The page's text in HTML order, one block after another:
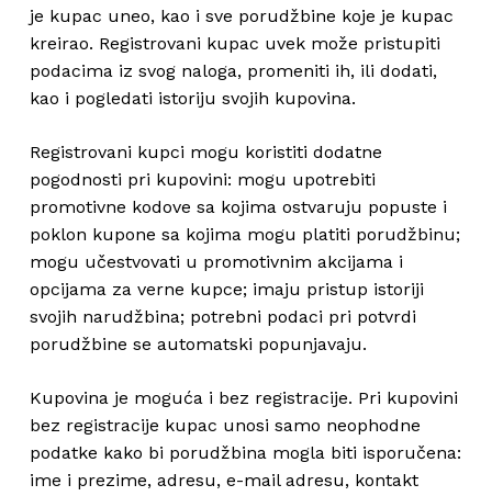
je kupac uneo, kao i sve porudžbine koje je kupac
kreirao. Registrovani kupac uvek može pristupiti
podacima iz svog naloga, promeniti ih, ili dodati,
kao i pogledati istoriju svojih kupovina.
Registrovani kupci mogu koristiti dodatne
pogodnosti pri kupovini: mogu upotrebiti
promotivne kodove sa kojima ostvaruju popuste i
poklon kupone sa kojima mogu platiti porudžbinu;
mogu učestvovati u promotivnim akcijama i
opcijama za verne kupce; imaju pristup istoriji
svojih narudžbina; potrebni podaci pri potvrdi
porudžbine se automatski popunjavaju.
Kupovina je moguća i bez registracije. Pri kupovini
bez registracije kupac unosi samo neophodne
podatke kako bi porudžbina mogla biti isporučena:
ime i prezime, adresu, e-mail adresu, kontakt